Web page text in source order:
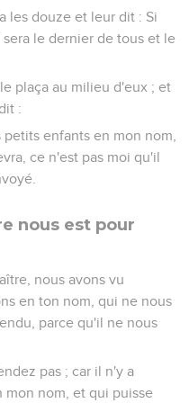
les douze et leur dit : Si
le dernier de tous et le
plaça au milieu d'eux ; et
:
enfants en mon nom,
ce n'est pas moi qu'il
nous est pour
nous avons vu
en ton nom, qui ne nous
parce qu'il ne nous
pas ; car il n'y a
mon nom, et qui puisse